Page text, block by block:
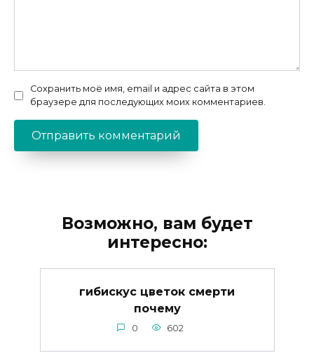
Сохранить моё имя, email и адрес сайта в этом
браузере для последующих моих комментариев.
Возможно, вам будет
интересно:
гибискус цветок смерти
почему
0 602